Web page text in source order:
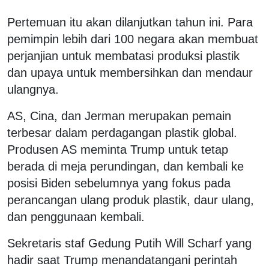
Pertemuan itu akan dilanjutkan tahun ini. Para
pemimpin lebih dari 100 negara akan membuat
perjanjian untuk membatasi produksi plastik
dan upaya untuk membersihkan dan mendaur
ulangnya.
AS, Cina, dan Jerman merupakan pemain
terbesar dalam perdagangan plastik global.
Produsen AS meminta Trump untuk tetap
berada di meja perundingan, dan kembali ke
posisi Biden sebelumnya yang fokus pada
perancangan ulang produk plastik, daur ulang,
dan penggunaan kembali.
Sekretaris staf Gedung Putih Will Scharf yang
hadir saat Trump menandatangani perintah